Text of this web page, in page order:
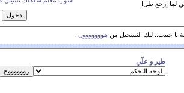
لما إرجع طل!
يا حبيب.. ليك التسجيل من هووووووون
طير و علّي